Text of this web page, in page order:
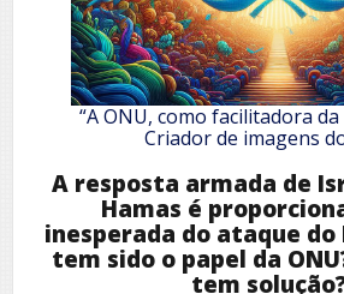
“A ONU, como facilitadora
Criador de imagens
A resposta armada de
Hamas é
inesperada do ataque do
tem sido o papel da
tem